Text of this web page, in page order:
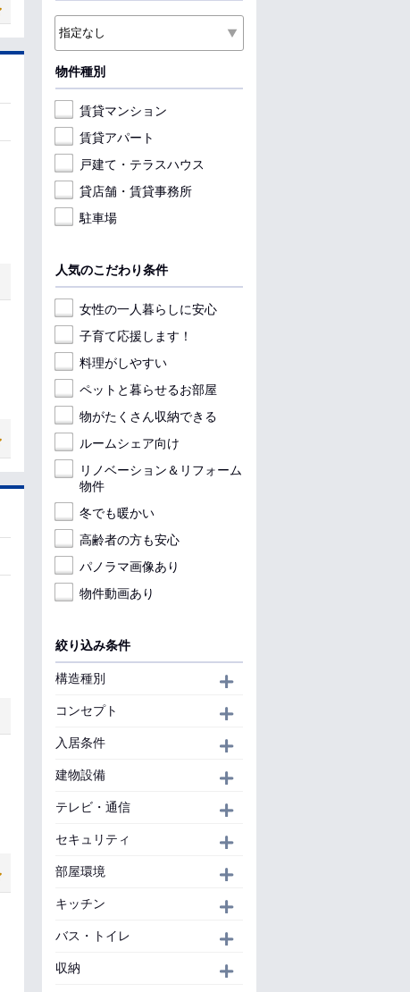
物件種別
賃貸マンション
賃貸アパート
戸建て・テラスハウス
貸店舗・賃貸事務所
駐車場
人気のこだわり条件
女性の一人暮らしに安心
子育て応援します！
料理がしやすい
ペットと暮らせるお部屋
物がたくさん収納できる
ルームシェア向け
リノベーション＆リフォーム
物件
冬でも暖かい
高齢者の方も安心
パノラマ画像あり
物件動画あり
絞り込み条件
構造種別
コンセプト
入居条件
建物設備
テレビ・通信
セキュリティ
部屋環境
キッチン
バス・トイレ
収納